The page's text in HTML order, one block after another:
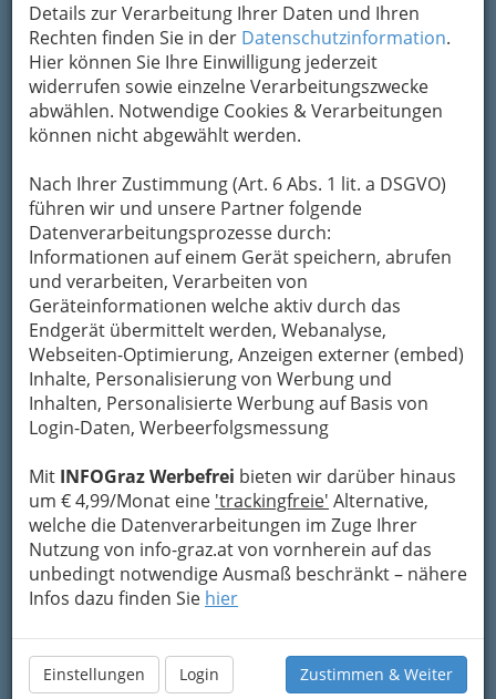
Details zur Verarbeitung Ihrer Daten und Ihren
Rechten finden Sie in der Datenschutzinformation.
Hier können Sie Ihre Einwilligung jederzeit
widerrufen sowie einzelne Verarbeitungszwecke
abwählen. Notwendige Cookies & Verarbeitungen
können nicht abgewählt werden.
Nach Ihrer Zustimmung (Art. 6 Abs. 1 lit. a DSGVO)
führen wir und unsere Partner folgende
Datenverarbeitungsprozesse durch:
Informationen auf einem Gerät speichern, abrufen
und verarbeiten, Verarbeiten von
Geräteinformationen welche aktiv durch das
Endgerät übermittelt werden, Webanalyse,
Webseiten-Optimierung, Anzeigen externer (embed)
Inhalte, Personalisierung von Werbung und
Inhalten, Personalisierte Werbung auf Basis von
Login-Daten, Werbeerfolgsmessung
Mit INFOGraz Werbefrei bieten wir darüber hinaus
um € 4,99/Monat eine 'trackingfreie' Alternative,
welche die Datenverarbeitungen im Zuge Ihrer
Nutzung von info-graz.at von vornherein auf das
unbedingt notwendige Ausmaß beschränkt – nähere
Infos dazu finden Sie hier
Einstellungen Login Zustimmen & Weiter
Automatenhandel
Baumaschinen - Baumaschinenhandel
Schreibmaschinen, Rechenmaschinen,
...